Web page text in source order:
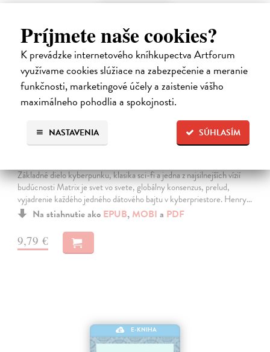
Príjmete naše cookies?
K prevádzke internetového kníhkupectva Artforum
využívame cookies slúžiace na zabezpečenie a meranie
funkčnosti, marketingové účely a zaistenie vášho
maximálneho pohodlia a spokojnosti.
SÚHLASÍM
NASTAVENIA
Neuromant
Základné dielo kyberpunku, klasika sci-fi a jedna z najsilnejších vízií
budúcnosti Matrix je svet vo svete, globálny konsenzus, prelud,
vyjadrenie každého jedného dátového bajtu v kyberpriestore. Henry…
Na stiahnutie ako EPUB, MOBI a PDF
9,79 €
E-KNIHA